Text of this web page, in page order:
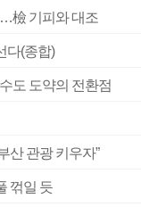
…檢 기피와 대조
다(종합)
도 도약의 전환점
산 관광 키우자”
꺾일 듯